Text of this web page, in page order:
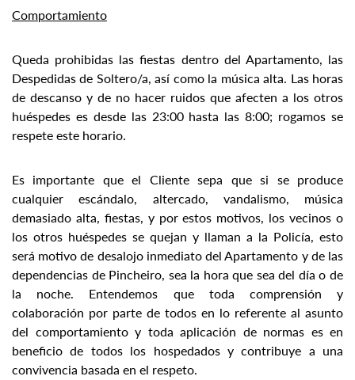
Comportamiento
Queda prohibidas las fiestas dentro del Apartamento, las
Despedidas de Soltero/a, así como la música alta. Las horas
de descanso y de no hacer ruidos que afecten a los otros
huéspedes es desde las 23:00 hasta las 8:00; rogamos se
respete este horario.
Es importante que el Cliente sepa que si se produce
cualquier escándalo, altercado, vandalismo, música
demasiado alta, fiestas, y por estos motivos, los vecinos o
los otros huéspedes se quejan y llaman a la Policía, esto
será motivo de desalojo inmediato del Apartamento y de las
dependencias de Pincheiro, sea la hora que sea del día o de
la noche. Entendemos que toda comprensión y
colaboración por parte de todos en lo referente al asunto
del comportamiento y toda aplicación de normas es en
beneficio de todos los hospedados y contribuye a una
convivencia basada en el respeto.